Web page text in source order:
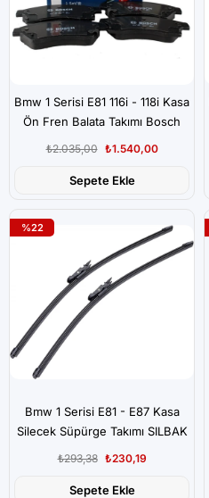
Bmw 1 Serisi E81 116i - 118i Kasa
Ön Fren Balata Takımı Bosch
₺1.540,00
₺2.035,00
Sepete Ekle
Bmw 1 Serisi E81 - E87 Kasa
Silecek Süpürge Takımı SILBAK
₺230,19
₺293,38
Sepete Ekle
%22